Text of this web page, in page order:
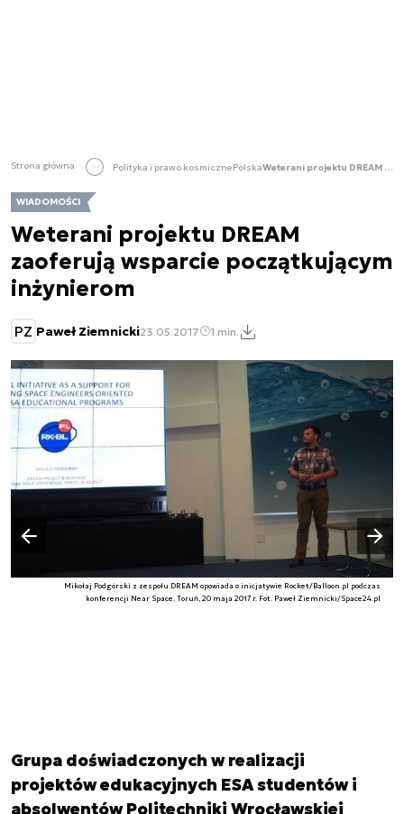
Strona główna Polityka i prawo kosmicznePolska Weterani projektu DREAM zaoferują wsparcie początkującym inżynierom
WIADOMOŚCI
Weterani projektu DREAM
zaoferują wsparcie początkującym
inżynierom
PZ Paweł Ziemnicki23.05.2017 1 min.
Mikołaj Podgórski z zespołu DREAM opowiada o inicjatywie Rocket/Balloon.pl podczas
konferencji Near Space. Toruń, 20 maja 2017 r. Fot. Paweł Ziemnicki/Space24.pl
Poprzedni slajd
Następny slajd
Grupa doświadczonych w realizacji
projektów edukacyjnych ESA studentów i
absolwentów Politechniki Wrocławskiej